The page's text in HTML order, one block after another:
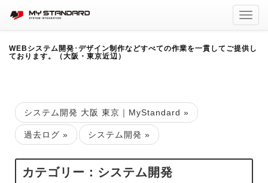
WEBシステム開発･デザイン制作などすべての作業を一貫してご提供し
ております。（大阪・東京近辺）
システム開発 大阪 東京｜MyStandard »
過去ログ » システム開発 »
カテゴリー：システム開発